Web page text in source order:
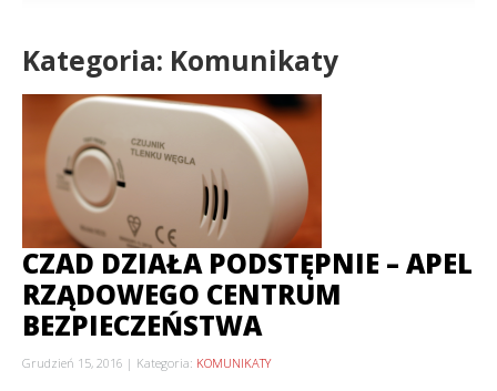
Kategoria: Komunikaty
CZAD DZIAŁA PODSTĘPNIE – APEL
RZĄDOWEGO CENTRUM
BEZPIECZEŃSTWA
Grudzień 15, 2016 Kategoria: KOMUNIKATY